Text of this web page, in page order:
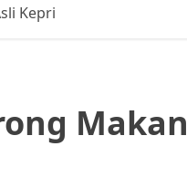
Kepri